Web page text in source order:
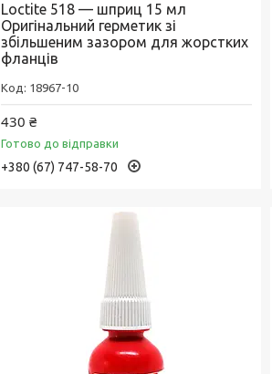
Loctite 518 — шприц 15 мл
Оригінальний герметик зі
збільшеним зазором для жорстких
фланців
18967-10
430 ₴
Готово до відправки
+380 (67) 747-58-70